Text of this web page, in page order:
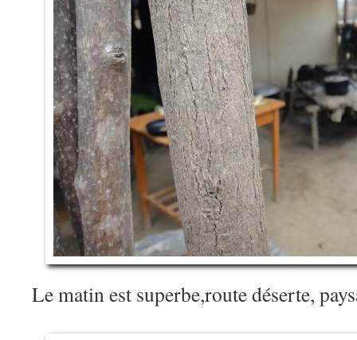
Le matin est superbe,route déserte,